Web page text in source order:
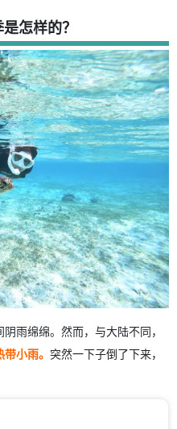
怎样的？
雨绵绵。然而，与大陆不同，
小雨。 突然一下子倒了下来，